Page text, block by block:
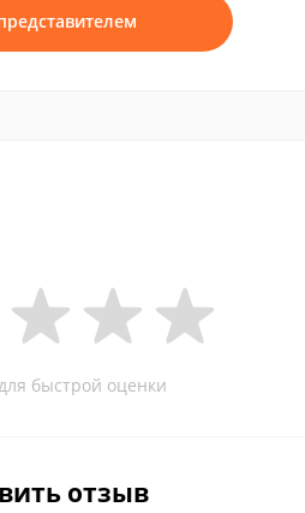
быстрой оценки
отзыв